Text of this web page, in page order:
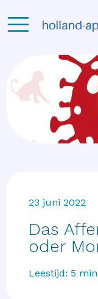
23 juni 2022
Das
oder
Leestijd: 5